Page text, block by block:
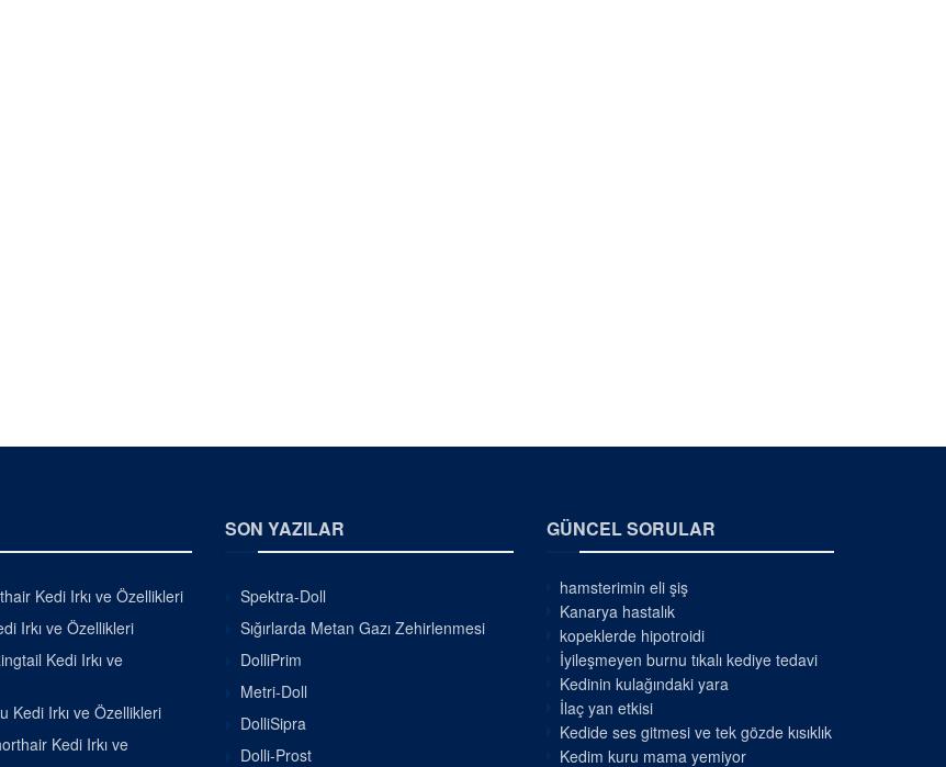
Kedi Irkı ve Özellikleri
Irkı ve Özellikleri
Kedi Irkı ve
Kedi Irkı ve Özellikleri
Kedi Irkı ve
SON YAZILAR
Spektra-Doll
Sığırlarda Metan Gazı Zehirlenmesi
DolliPrim
Metri-Doll
DolliSipra
Dolli-Prost
GÜNCEL SORULAR
hamsterimin eli şiş
Kanarya hastalık
kopeklerde hipotroidi
İyileşmeyen burnu tıkalı kediye tedavi
Kedinin kulağındaki yara
İlaç yan etkisi
Kedide ses gitmesi ve tek gözde kısıklık
Kedim kuru mama yemiyor